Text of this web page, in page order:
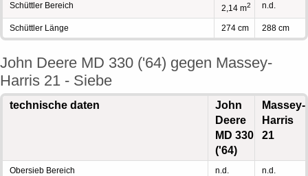
Schüttler Bereich 2,14 m2 n.d.
Schüttler Länge 274 cm 288 cm
John Deere MD 330 ('64) gegen Massey-
Harris 21 - Siebe
technische daten
John
Deere
MD 330
('64)
Massey-
Harris
21
Obersieb Bereich n.d. n.d.